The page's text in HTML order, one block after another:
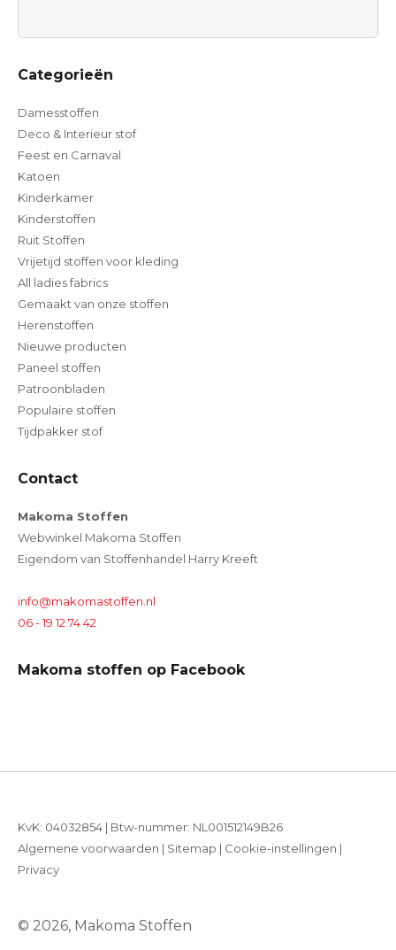
Categorieën
Damesstoffen
Deco & Interieur stof
Feest en Carnaval
Katoen
Kinderkamer
Kinderstoffen
Ruit Stoffen
Vrijetijd stoffen voor kleding
All ladies fabrics
Gemaakt van onze stoffen
Herenstoffen
Nieuwe producten
Paneel stoffen
Patroonbladen
Populaire stoffen
Tijdpakker stof
Contact
Makoma Stoffen
Webwinkel Makoma Stoffen
Eigendom van Stoffenhandel Harry Kreeft
info@makomastoffen.nl
06 - 19 12 74 42
Makoma stoffen op Facebook
© 2026, Makoma Stoffen
KvK: 04032854 | Btw-nummer: NL001512149B26
Algemene voorwaarden | Sitemap | Cookie-instellingen |
Privacy